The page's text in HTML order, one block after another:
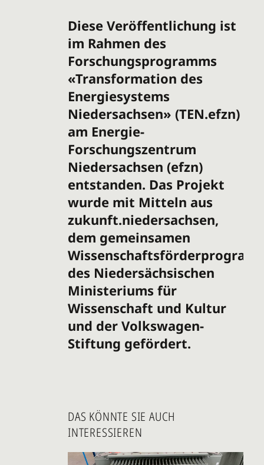
Diese Veröffentlichung ist
im Rahmen des
Forschungsprogramms
«Transformation des
Energiesystems
Niedersachsen» (TEN.efzn)
am Energie-
Forschungszentrum
Niedersachsen (efzn)
entstanden. Das Projekt
wurde mit Mitteln aus
zukunft.niedersachsen,
dem gemeinsamen
des Niedersächsischen
Ministeriums für
Wissenschaft und Kultur
und der Volkswagen-
Stiftung gefördert.
DAS KÖNNTE SIE AUCH
INTERESSIEREN